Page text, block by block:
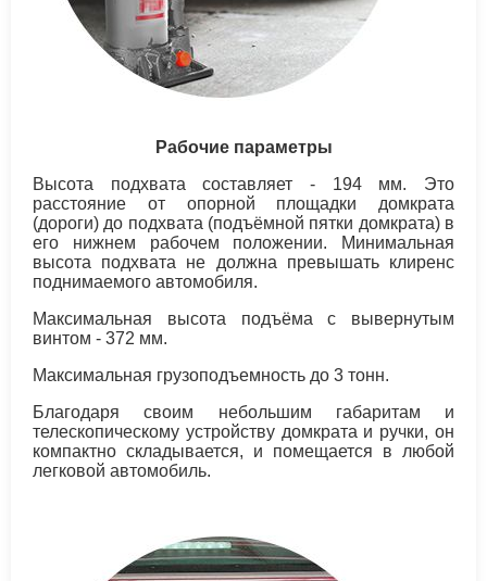
Рабочие параметры
Высота подхвата составляет - 194 мм. Это
расстояние от опорной площадки домкрата
(дороги) до подхвата (подъёмной пятки домкрата) в
его нижнем рабочем положении. Минимальная
высота подхвата не должна превышать клиренс
поднимаемого автомобиля.
Максимальная высота подъёма с вывернутым
винтом - 372 мм.
Максимальная грузоподъемность до 3 тонн.
Благодаря своим небольшим габаритам и
телескопическому устройству домкрата и ручки, он
компактно складывается, и помещается в любой
легковой автомобиль.